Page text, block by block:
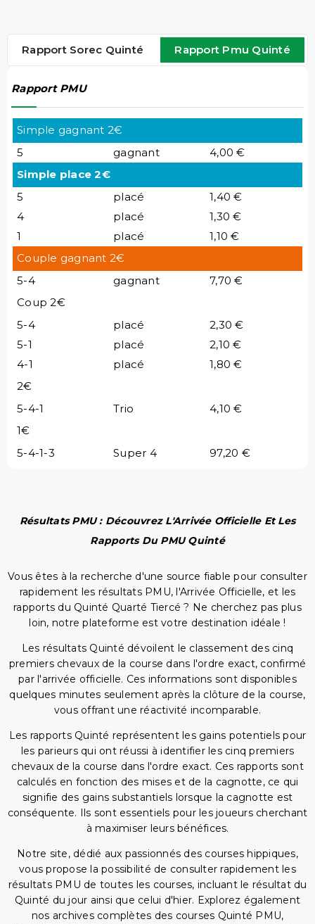
Rapport Sorec Quinté Rapport Pmu Quinté
Rapport PMU
Simple gagnant 2€
5
gagnant
4,00 €
Simple place 2€
5
placé
1,40 €
4
placé
1,30 €
1
placé
1,10 €
Couple gagnant 2€
5-4
gagnant
7,70 €
Coup 2€
5-4
placé
2,30 €
5-1
placé
2,10 €
4-1
placé
1,80 €
2€
5-4-1
Trio
4,10 €
1€
5-4-1-3
Super 4 97,20 €
Résultats PMU : Découvrez L'Arrivée Officielle Et Les
Rapports Du PMU Quinté
Vous êtes à la recherche d'une source fiable pour consulter
rapidement les résultats PMU, l'Arrivée Officielle, et les
rapports du Quinté Quarté Tiercé ? Ne cherchez pas plus
loin, notre plateforme est votre destination idéale !
Les résultats Quinté dévoilent le classement des cinq
premiers chevaux de la course dans l'ordre exact, confirmé
par l'arrivée officielle. Ces informations sont disponibles
quelques minutes seulement après la clôture de la course,
vous offrant une réactivité incomparable.
Les rapports Quinté représentent les gains potentiels pour
les parieurs qui ont réussi à identifier les cinq premiers
chevaux de la course dans l'ordre exact. Ces rapports sont
calculés en fonction des mises et de la cagnotte, ce qui
signifie des gains substantiels lorsque la cagnotte est
conséquente. Ils sont essentiels pour les joueurs cherchant
à maximiser leurs bénéfices.
Notre site, dédié aux passionnés des courses hippiques,
vous propose la possibilité de consulter rapidement les
résultats PMU de toutes les courses, incluant le résultat du
Quinté du jour ainsi que celui d'hier. Explorez également
nos archives complètes des courses Quinté PMU,